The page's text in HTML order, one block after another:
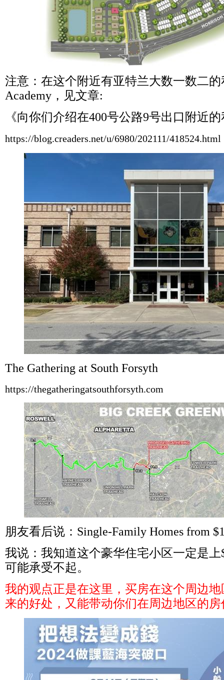
注意：在这个附近有亚特兰大数一数二的
Academy ，见文章:
《向你们介绍在400号公路9号出口附近
https://blog.creaders.net/u/6980/202111/418524.html
The Gathering at South Forsyth
https://thegatheringatsouthforsyth.com
朋友看后说： Single-Family Homes from
我说：我知道这个豪华住宅小区一定是上
可能承受不起。
我的观点正是在这里，买房在这个周边
来的好处，又能带动你们在周边地区的